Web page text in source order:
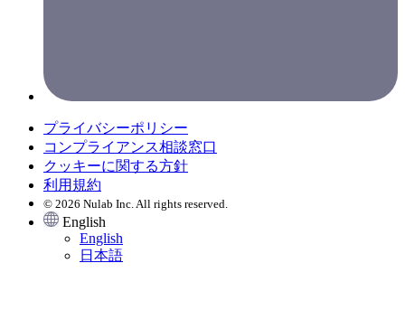
プライバシーポリシー
コンプライアンス相談窓口
クッキーに関する方針
利用規約
© 2026 Nulab Inc. All rights reserved.
English
English
日本語